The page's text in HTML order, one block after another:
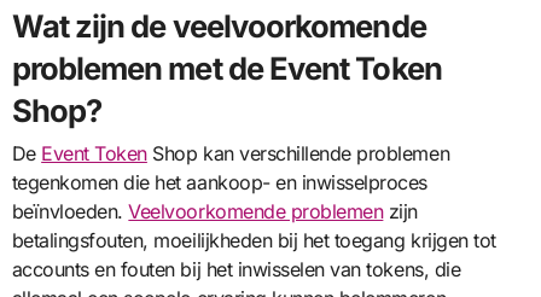
Wat zijn de veelvoorkomende
problemen met de Event Token
Shop?
De Event TokenShop kan verschillende problemen
tegenkomen die het aankoop- en inwisselproces
beïnvloeden.Veelvoorkomende problemenzijn
betalingsfouten, moeilijkheden bij het toegang krijgen tot
accounts en fouten bij het inwisselen van tokens, die